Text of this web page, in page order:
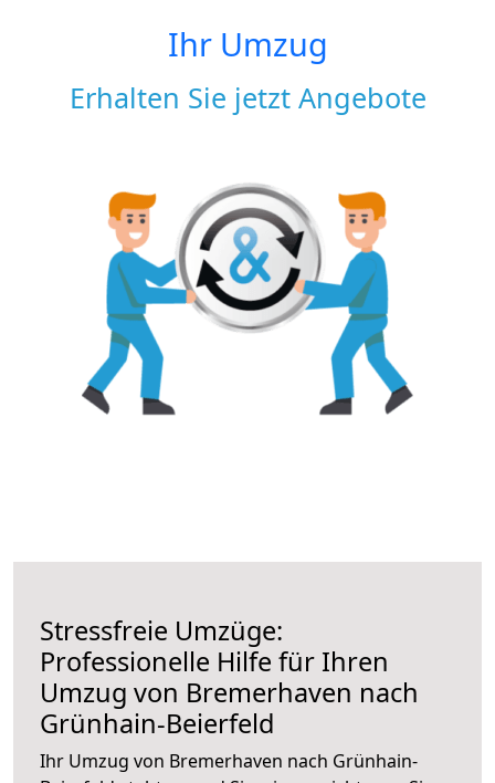
Ihr Umzug
Erhalten Sie jetzt Angebote
Stressfreie Umzüge:
Professionelle Hilfe für Ihren
Umzug von Bremerhaven nach
Grünhain-Beierfeld
Ihr Umzug von Bremerhaven nach Grünhain-